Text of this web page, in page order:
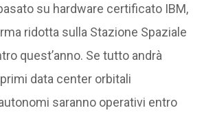
su hardware certificato IBM,
ridotta sulla Stazione Spaziale
quest’anno. Se tutto andrà
data center orbitali
saranno operativi entro